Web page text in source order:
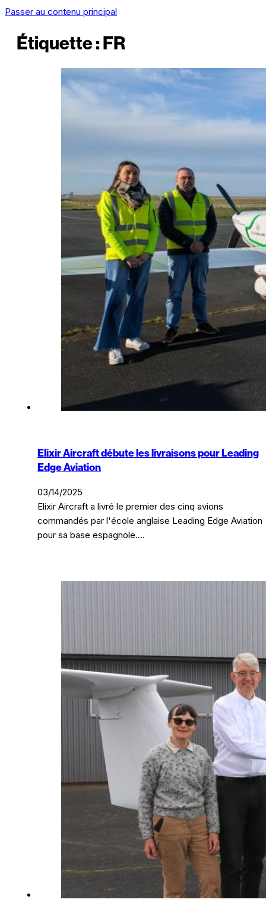
Passer au contenu principal
Étiquette :FR
Elixir Aircraft débute les livraisons pour Leading
Edge Aviation
03/14/2025
Elixir Aircraft a livré le premier des cinq avions
commandés par l'école anglaise Leading Edge Aviation
pour sa base espagnole.…